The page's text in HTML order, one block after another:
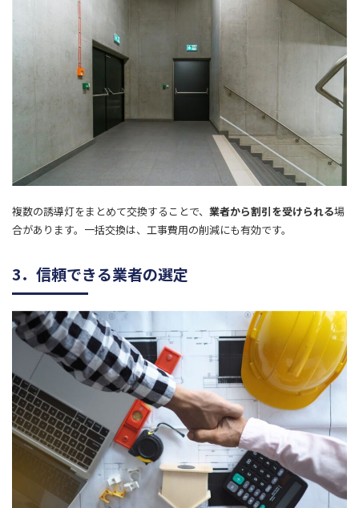
複数の誘導灯をまとめて交換することで、 業者から割引を受けられる場
合があります。一括交換は、工事費用の削減にも有効です。
3．信頼できる業者の選定